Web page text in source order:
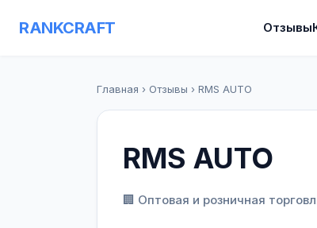
RANKCRAFT Отзывы
Главная › Отзывы › RMS AUTO
RMS AUTO
🏢 Оптовая и розничная